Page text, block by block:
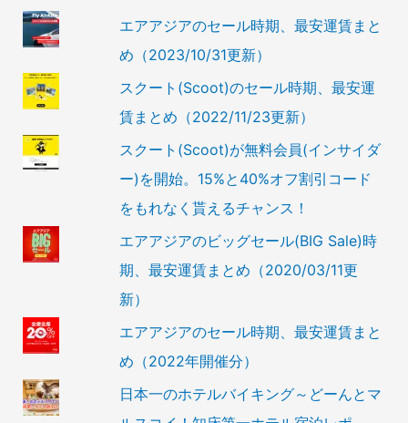
エアアジアのセール時期、最安運賃まと
め（2023/10/31更新）
スクート(Scoot)のセール時期、最安運
賃まとめ（2022/11/23更新）
スクート(Scoot)が無料会員(インサイダ
ー)を開始。15%と40%オフ割引コード
をもれなく貰えるチャンス！
エアアジアのビッグセール(BIG Sale)時
期、最安運賃まとめ（2020/03/11更
新）
エアアジアのセール時期、最安運賃まと
め（2022年開催分）
日本一のホテルバイキング～どーんとマ